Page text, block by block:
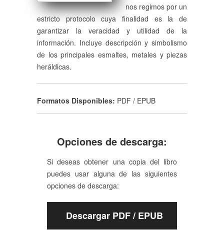
nos regimos por un
estricto protocolo cuya finalidad es la de
garantizar la veracidad y utilidad de la
información. Incluye descripción y simbolismo
de los principales esmaltes, metales y piezas
heráldicas.
Formatos Disponibles: PDF / EPUB
Opciones de descarga:
Si deseas obtener una copia del libro
puedes usar alguna de las siguientes
opciones de descarga:
Descargar PDF / EPUB